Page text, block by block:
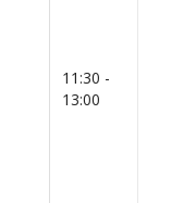
11:30 -
13:00